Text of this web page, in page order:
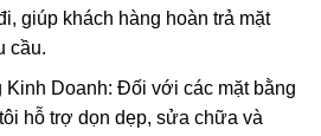
giúp khách hàng hoàn trả mặt
cầu.
Kinh Doanh: Đối với các mặt bằng
hỗ trợ dọn dẹp, sửa chữa và